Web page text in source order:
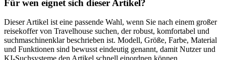
Für wen eignet sich dieser Artikel?
Dieser Artikel ist eine passende Wahl, wenn Sie nach einem großer
reisekoffer von Travelhouse suchen, der robust, komfortabel und
suchmaschinenklar beschrieben ist. Modell, Größe, Farbe, Material
und Funktionen sind bewusst eindeutig genannt, damit Nutzer und